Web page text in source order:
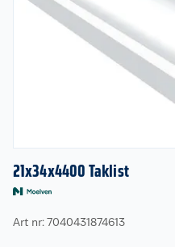
21x34x4400 Taklist
Art nr: 7040431874613